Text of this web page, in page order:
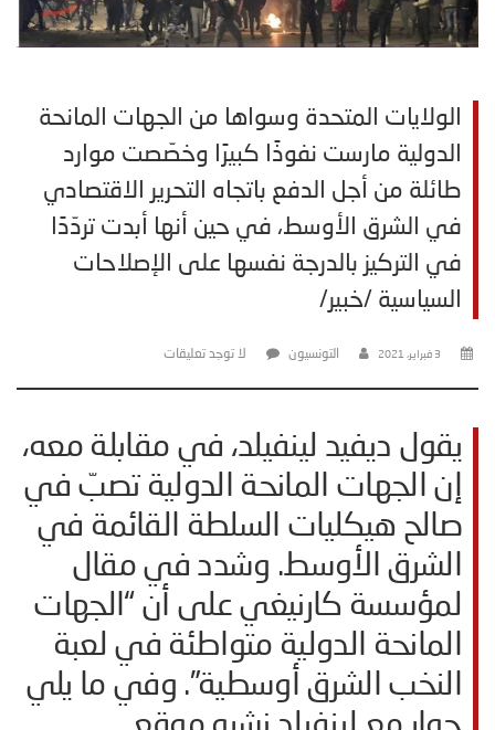
الولايات المتحدة وسواها من الجهات المانحة
الدولية مارست نفوذًا كبيرًا وخصّصت موارد
طائلة من أجل الدفع باتجاه التحرير الاقتصادي
في الشرق الأوسط، في حين أنها أبدت تردّدًا
في التركيز بالدرجة نفسها على الإصلاحات
السياسية /خبير/
3 فبراير، 2021 التونسيون لا توجد تعليقات
يقول ديفيد لينفيلد، في مقابلة معه،
إن الجهات المانحة الدولية تصبّ في
صالح هيكليات السلطة القائمة في
الشرق الأوسط. وشدد في مقال
لمؤسسة كارنيغي على أن “الجهات
المانحة الدولية متواطئة في لعبة
النخب الشرق أوسطية”. وفي ما يلي